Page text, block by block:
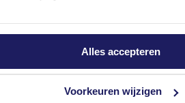
Alles accepteren
Voorkeuren wijzigen